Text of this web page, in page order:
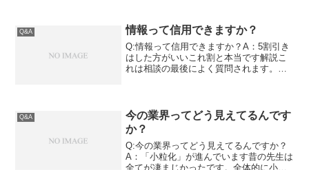
れは本当に多い質問です。施術後は良い
けど。。。戻る。この「...
Q&A 情報って信用できますか？
Q:情報って信用できますか？A：5割引き
はした方がいいこれ割と本当です解説こ
れは相談の最後によく質問されます。結
す。情報は発信側よりも...
Q&A
今の業界ってどう見えてるんです
か？
Q:今の業界ってどう見えてるんですか？
A：「小粒化」が進んでいます昔の先生は
全てが凄まじかったです。全体的に小粒